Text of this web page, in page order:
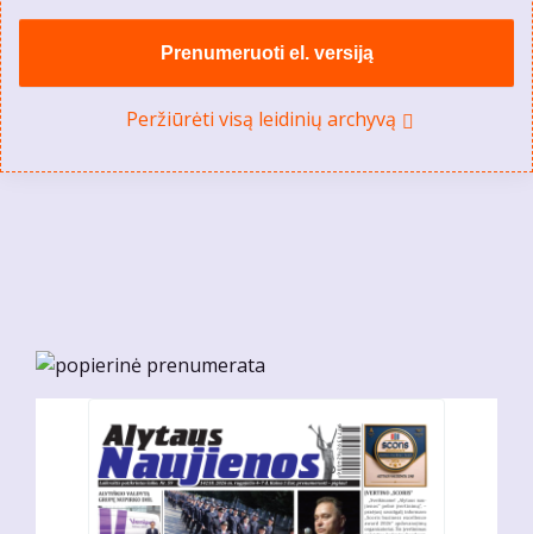
Prenumeruoti el. versiją
Peržiūrėti visą leidinių archyvą